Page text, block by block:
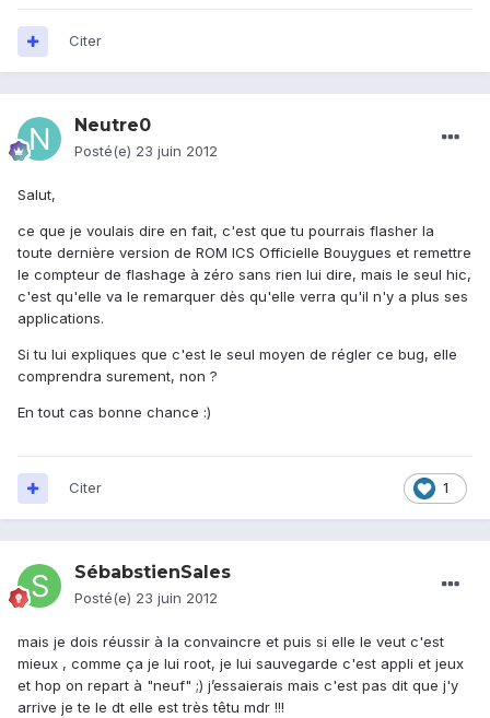
Citer
Neutre0
Posté(e) 23 juin 2012
Salut,
ce que je voulais dire en fait, c'est que tu pourrais flasher la
toute dernière version de ROM ICS Officielle Bouygues et remettre
le compteur de flashage à zéro sans rien lui dire, mais le seul hic,
c'est qu'elle va le remarquer dès qu'elle verra qu'il n'y a plus ses
applications.
Si tu lui expliques que c'est le seul moyen de régler ce bug, elle
comprendra surement, non ?
En tout cas bonne chance :)
1
Citer
SébabstienSales
Posté(e) 23 juin 2012
mais je dois réussir à la convaincre et puis si elle le veut c'est
mieux , comme ça je lui root, je lui sauvegarde c'est appli et jeux
et hop on repart à "neuf" ;) j’essaierais mais c'est pas dit que j'y
arrive je te le dt elle est très têtu mdr !!!